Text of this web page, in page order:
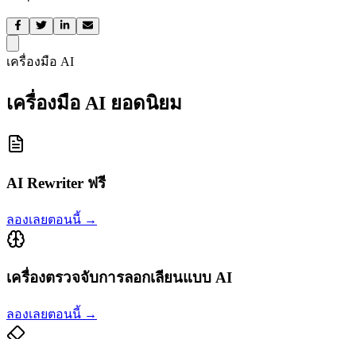
เครื่องมือ AI
เครื่องมือ AI ยอดนิยม
AI Rewriter ฟรี
ลองเลยตอนนี้ →
เครื่องตรวจจับการลอกเลียนแบบ AI
ลองเลยตอนนี้ →